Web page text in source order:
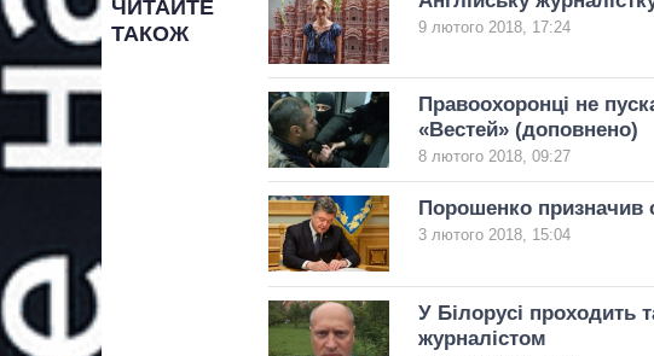
ЧИТАЙТЕ
ТАКОЖ
9 лютого 2018, 17:24
Правоохоронці не
«Вестей» (доповнено)
8 лютого 2018, 09:27
Порошенко призначив
3 лютого 2018, 15:04
У Білорусі проходить
журналістом